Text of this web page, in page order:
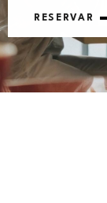
RESERVAR